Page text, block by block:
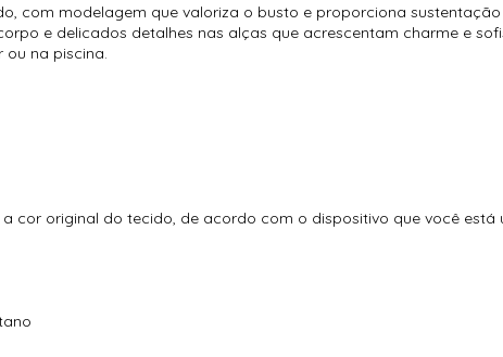
com modelagem que valoriza o busto e proporciona sustentação
e delicados detalhes nas alças que acrescentam charme e
na piscina.
cor original do tecido, de acordo com o dispositivo que você está